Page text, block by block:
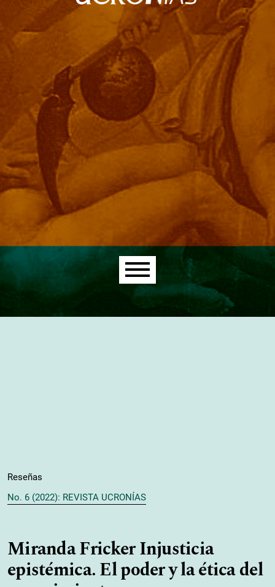
Main menu
Reseñas
No. 6 (2022): REVISTA UCRONÍAS
Miranda Fricker Injusticia
epistémica. El poder y la ética del